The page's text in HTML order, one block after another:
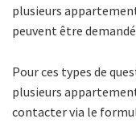
plusieurs
peuvent être
Pour ces types de
plusieurs
contacter via le